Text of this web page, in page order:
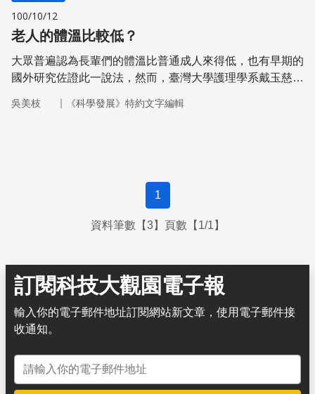
100/10/12
老人的體溫比較低？
大眾普遍認為長輩們的體溫比普通成人來得低，也有早期的
國外研究佐證此一說法，然而，臺灣大學護理學系戴玉慈教
攝氏37度訂定為正常體溫的標準。
吳美枝 ｜ 《科學發展》特約文字編輯
1
資料筆數【3】頁數【1/1】
訂閱科技大觀園電子報
輸入你的電子郵件地址訂閱網站新文章，使用電子郵件接
收通知。
電子郵件地址